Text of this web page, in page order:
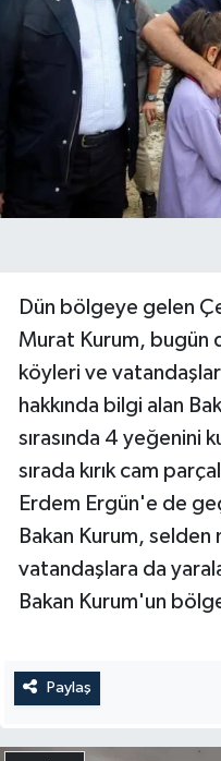
Dün bölgeye gelen
Murat Kurum, bugün
köyleri ve
hakkında bilgi alan
sırasında 4 yeğenini
sırada kırık cam
Erdem Ergün'e de
Bakan Kurum,
vatandaşlara da
Bakan Kurum'un
Paylaş